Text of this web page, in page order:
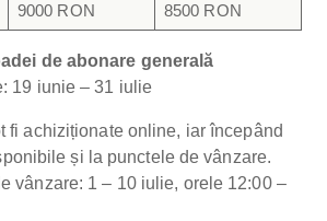
9000 RON 8500 RON
de abonare generală
19 iunie – 31 iulie
fi achiziționate online, iar începând
și la punctele de vânzare.
vânzare: 1 – 10 iulie, orele 12:00 –